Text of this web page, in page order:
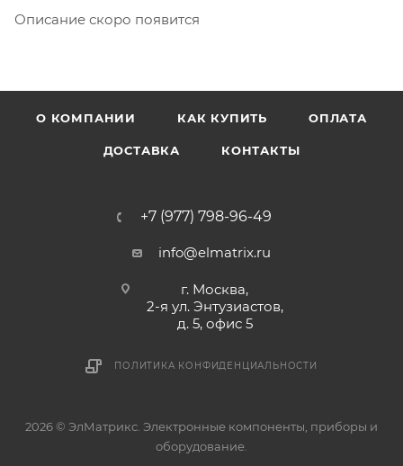
Описание скоро появится
О КОМПАНИИ КАК КУПИТЬ ОПЛАТА
ДОСТАВКА КОНТАКТЫ
+7 (977) 798-96-49
info@elmatrix.ru
г. Москва,
2-я ул. Энтузиастов,
д. 5, офис 5
ПОЛИТИКА КОНФИДЕНЦИАЛЬНОСТИ
2026 © ЭлМатрикс. Электронные компоненты, приборы и
оборудование.